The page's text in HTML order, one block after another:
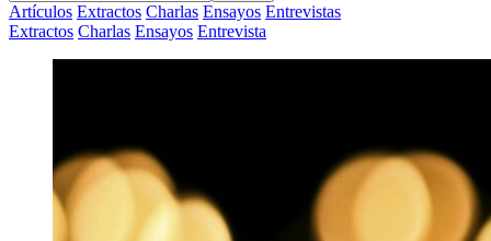
Artículos Extractos Charlas Ensayos Entrevistas
Extractos Charlas Ensayos Entrevista